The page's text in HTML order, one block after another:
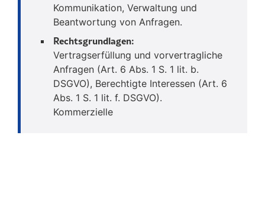
Kommunikation, Verwaltung und
Beantwortung von Anfragen.
Rechtsgrundlagen:
Vertragserfüllung und vorvertragliche
Anfragen (Art. 6 Abs. 1 S. 1 lit. b.
DSGVO), Berechtigte Interessen (Art. 6
Abs. 1 S. 1 lit. f. DSGVO).
Kommerzielle